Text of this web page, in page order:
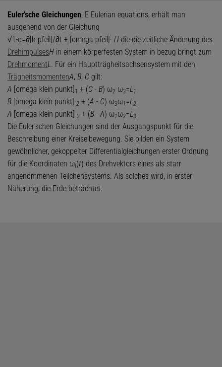
Euler'sche Gleichungen, E Eulerian equations, erhält man
ausgehend von der Gleichung
√1-σ=∂[h pfeil]/∂t + [omega pfeil]· H die die zeitliche Änderung des
DrehimpulsesH in einem körperfesten System in bezug bringt zum
DrehmomentL. Für ein Hauptträgheitsachsensystem mit den
TrägheitsmomentenA, B, C gilt:
A [omega klein punkt] 1 + (C - B) ω2 ω3=L1
B [omega klein punkt] 2 + (A - C) ω3ω1=L2
A [omega klein punkt] 3 + (B -A) ω1ω2=L3
Die Euler'schen Gleichungen sind der Ausgangspunkt für die
Beschreibung einer Kreiselbewegung. Sie bilden ein System
gewöhnlicher, gekoppelter Differentialgleichungen erster Ordnung
für die Koordinaten ωi(t) des Drehvektors eines als starr
angenommenen Teilchensystems. Als solches wird, in erster
Näherung, die Erde betrachtet.